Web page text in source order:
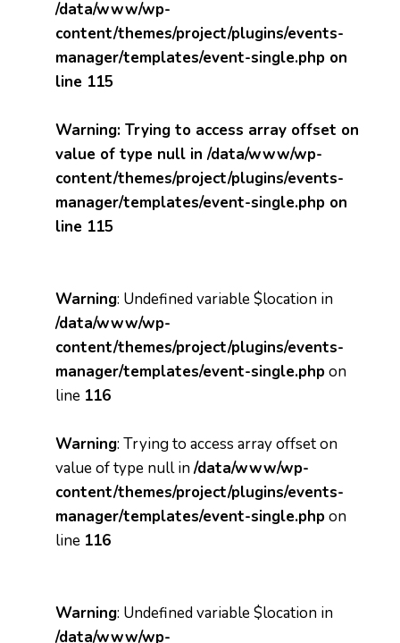
/data/www/wp-
content/themes/project/plugins/events-
manager/templates/event-single.phpon
line 115
Warning: Trying to access array offset on
value of type null in /data/www/wp-
content/themes/project/plugins/events-
manager/templates/event-single.phpon
line 115
Warning: Undefined variable $location in
/data/www/wp-
content/themes/project/plugins/events-
manager/templates/event-single.phpon
line 116
Warning: Trying to access array offset on
value of type null in/data/www/wp-
content/themes/project/plugins/events-
manager/templates/event-single.phpon
line 116
Warning: Undefined variable $location in
/data/www/wp-